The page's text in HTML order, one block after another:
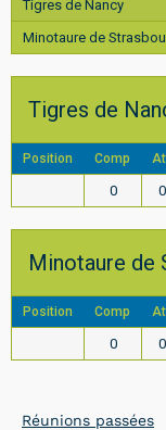
Tigres de Nancy
Minotaure de
Tigres de
Position Comp
0 0
Minotaure de
Position Comp
0 0
Réunions passées